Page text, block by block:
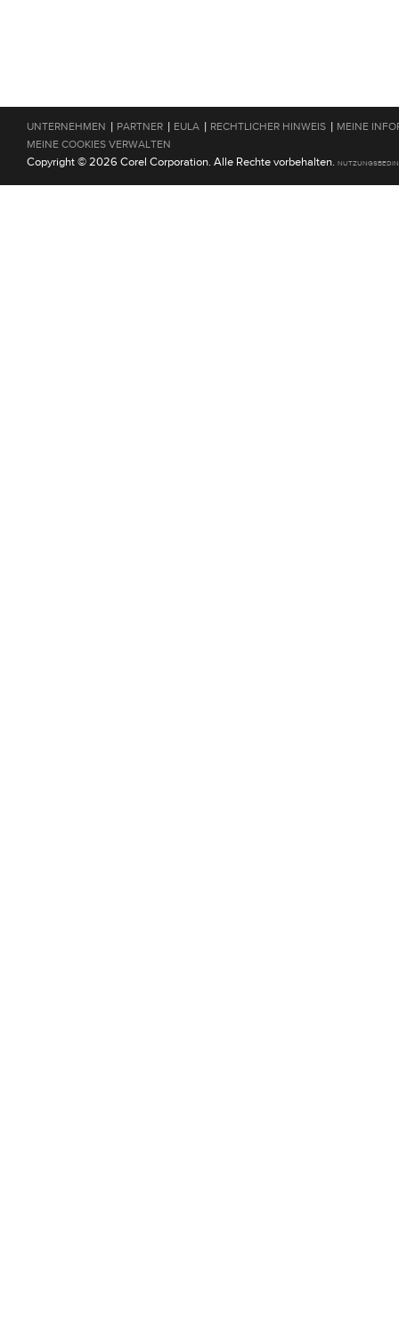
UNTERNEHMEN | PARTNER | EULA | RECHTLICHER HINWEIS | MEINE
MEINE COOKIES VERWALTEN
Copyright © 2026 Corel Corporation. Alle Rechte vorbehalten.